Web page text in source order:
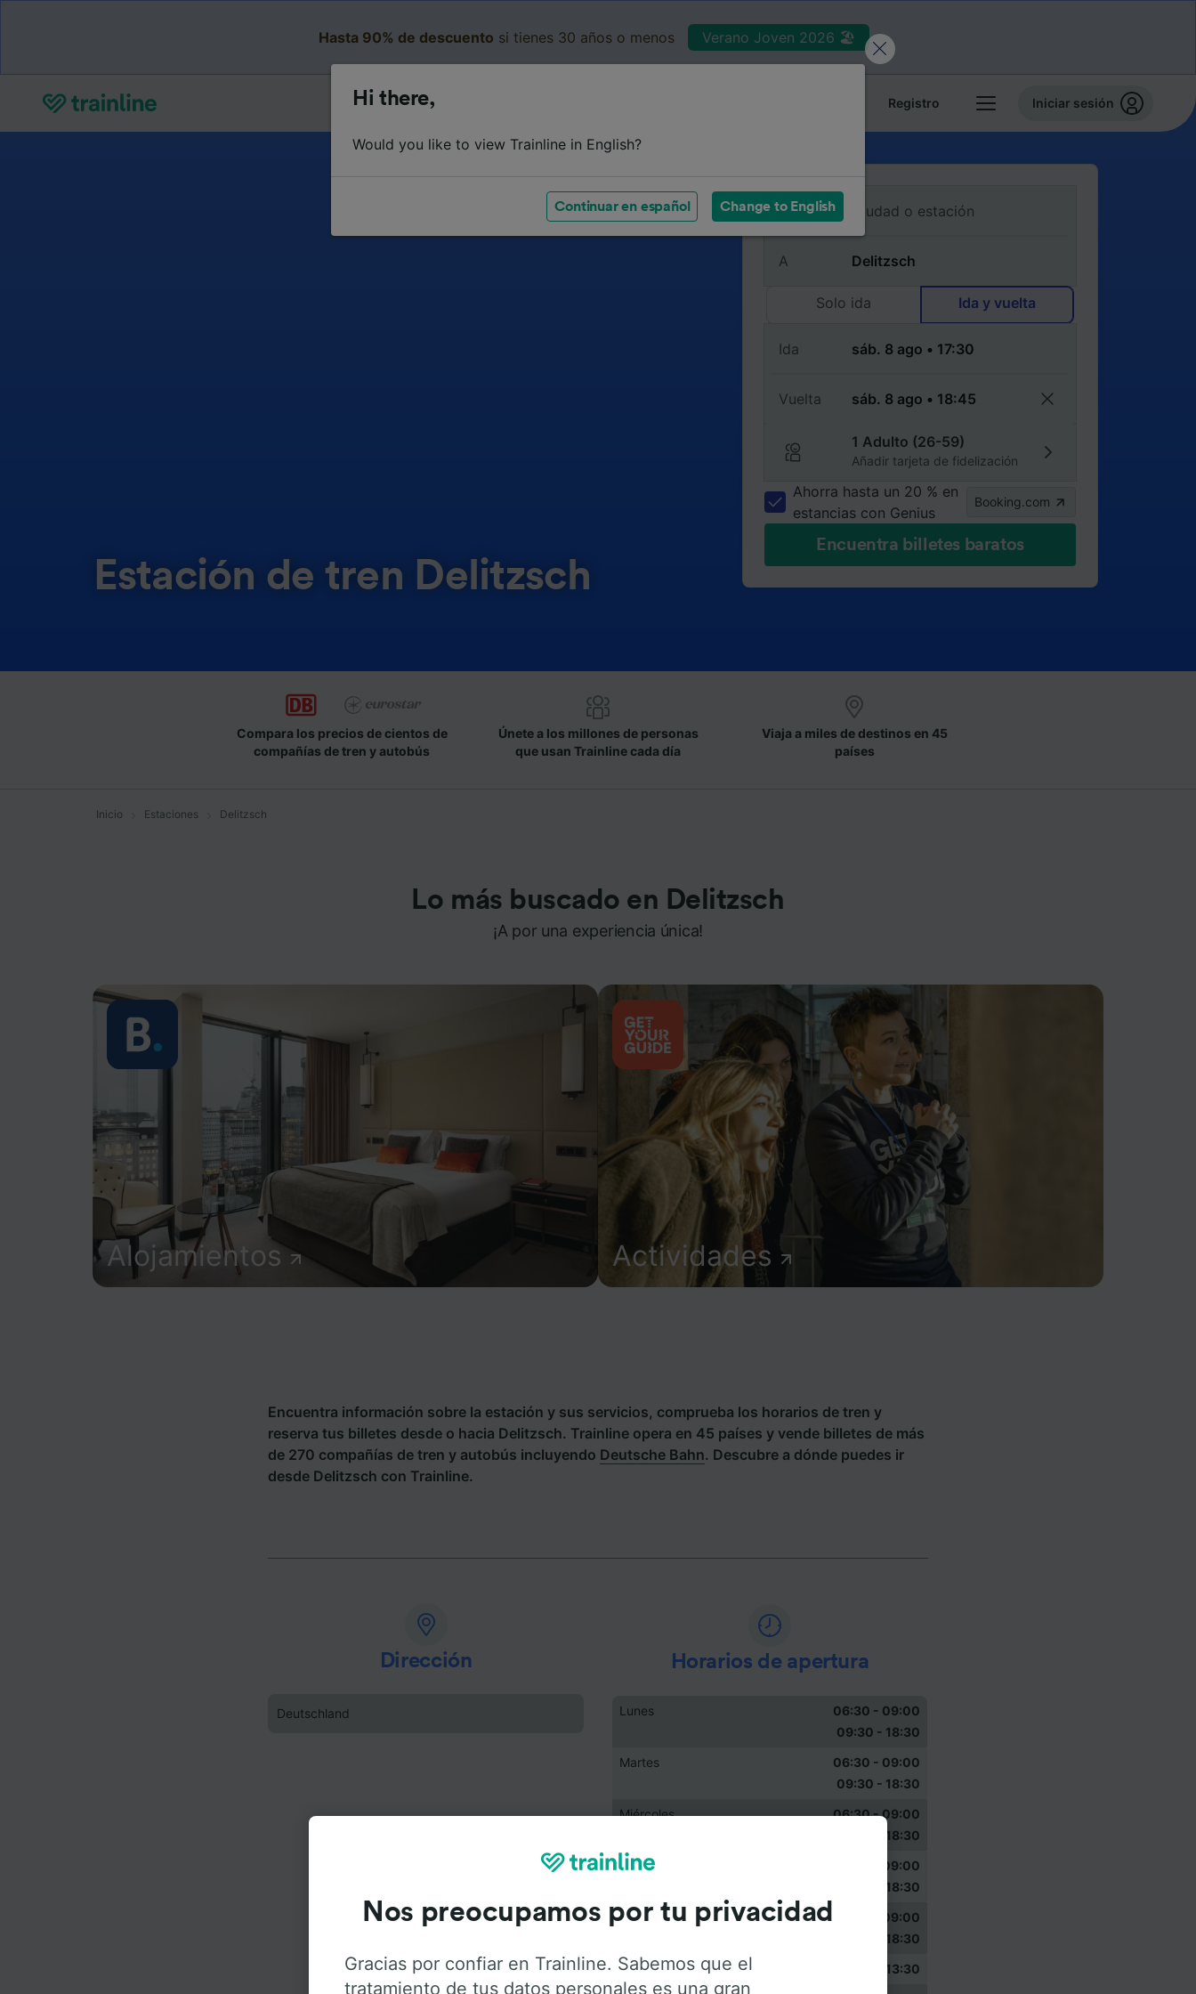
Hasta 90% de descuento si tienes 30 años o menos Verano Joven 2026 🏖️
Registro Iniciar sesión
Estación de tren Delitzsch
De
A
Solo ida Ida y vuelta
Ida
Vuelta
1 Adulto (26-59)
Añadir tarjeta de fidelización
Ahorra hasta un 20 % en
estancias con Genius
Booking.com
Encuentra billetes baratos
Compara los precios de cientos de
compañías de tren y autobús
Únete a los millones de personas
que usan Trainline cada día
Viaja a miles de destinos en 45
países
Inicio Estaciones Delitzsch
Lo más buscado en Delitzsch
¡A por una experiencia única!
Alojamientos Actividades
Encuentra información sobre la estación y sus servicios, comprueba los horarios de tren y
reserva tus billetes desde o hacia Delitzsch. Trainline opera en 45 países y vende billetes de más
de 270 compañías de tren y autobús incluyendo Deutsche Bahn. Descubre a dónde puedes ir
desde Delitzsch con Trainline.
Dirección
Deutschland
Horarios de apertura
Lunes
06:30 - 09:00
09:30 - 18:30
Martes
06:30 - 09:00
09:30 - 18:30
Miércoles
06:30 - 09:00
09:30 - 18:30
Jueves
06:30 - 09:00
09:30 - 18:30
Viernes
06:30 - 09:00
09:30 - 18:30
Sábado
08:30 - 13:30
Hi there,
Would you like to view Trainline in English?
Continuar en español Change to English
Nos preocupamos por tu privacidad
Gracias por confiar en Trainline. Sabemos que el
tratamiento de tus datos personales es una gran